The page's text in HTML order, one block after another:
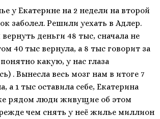
у Екатерине на 2 недели на второй
заболел. Решили уехать в Адлер.
деньги 48 тыс, сначала не
40 тыс вернула, а 8 тыс говорит за
какую, у нас глаза
. Вынесла весь мозг нам в итоге 7
а 1 тыс оставила себе, Екатерина
рядом люди живущие об этом
чем снять у неё жилье миллион